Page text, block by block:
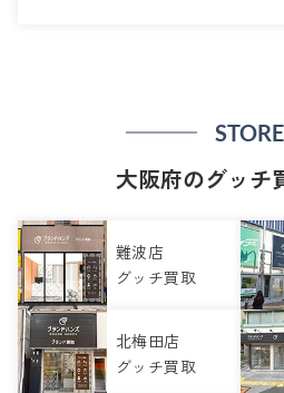
STORE
大阪府のグッチ
難波店
グッチ買取
北梅田店
グッチ買取